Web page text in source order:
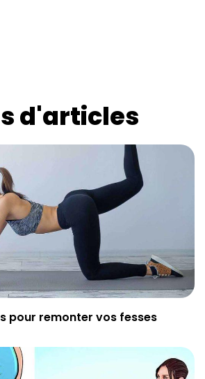
d'articles
pour remonter vos fesses